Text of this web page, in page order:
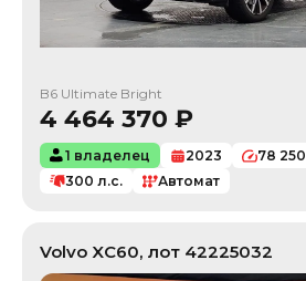
B6 Ultimate Bright
4 464 370 ₽
1 владелец 2023 78 250
300 л.с. Автомат
Volvo XC60, лот 42225032